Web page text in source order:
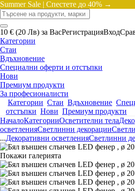
Summer Sale | Спестете до 40% →
10 € (20 Лв) за ВасРегистрацияВход
Категории
Стаи
Вдъхновение
Специални оферти и отстъпки
Нови
Премиум продукти
За професионалисти
Категории Стаи Вдъхновение
отстъпки Нови Премиум продукти
НачалоКатегорииОсветителни тела
осветленияСветлинни декорации
...Декоративни осветленияСветлинни
Покажи галерията